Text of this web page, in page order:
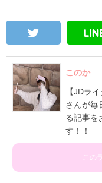
このか
【JDラ
さんが毎
る記事を
す！！
この